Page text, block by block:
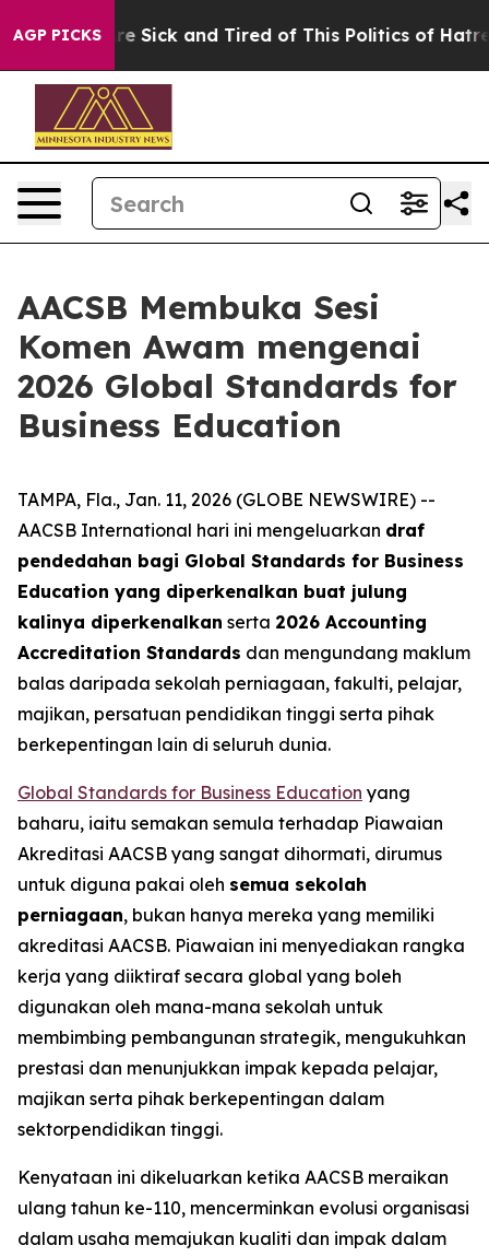
AGP PICKSAre Sick and Tired of This Politics of Hatred”
AACSB Membuka Sesi
Komen Awam mengenai
2026 Global Standards for
Business Education
TAMPA, Fla., Jan. 11, 2026 (GLOBE NEWSWIRE) --
AACSB International hari ini mengeluarkan draf
pendedahan bagi Global Standards for Business
Education yang diperkenalkan buat julung
kalinya diperkenalkan serta 2026 Accounting
Accreditation Standards dan mengundang maklum
balas daripada sekolah perniagaan, fakulti, pelajar,
majikan, persatuan pendidikan tinggi serta pihak
berkepentingan lain di seluruh dunia.
Global Standards for Business Education yang
baharu, iaitu semakan semula terhadap Piawaian
Akreditasi AACSB yang sangat dihormati, dirumus
untuk diguna pakai oleh semua sekolah
perniagaan, bukan hanya mereka yang memiliki
akreditasi AACSB. Piawaian ini menyediakan rangka
kerja yang diiktiraf secara global yang boleh
digunakan oleh mana-mana sekolah untuk
membimbing pembangunan strategik, mengukuhkan
prestasi dan menunjukkan impak kepada pelajar,
majikan serta pihak berkepentingan dalam
sektorpendidikan tinggi.
Kenyataan ini dikeluarkan ketika AACSB meraikan
ulang tahun ke-110, mencerminkan evolusi organisasi
dalam usaha memajukan kualiti dan impak dalam